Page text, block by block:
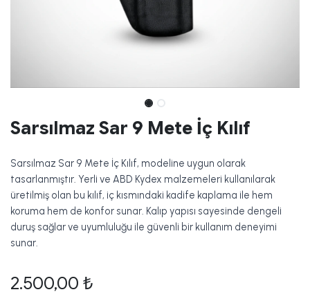
Sarsılmaz Sar 9 Mete İç Kılıf
Sarsılmaz Sar 9 Mete İç Kılıf, modeline uygun olarak
tasarlanmıştır. Yerli ve ABD Kydex malzemeleri kullanılarak
üretilmiş olan bu kılıf, iç kısmındaki kadife kaplama ile hem
koruma hem de konfor sunar. Kalıp yapısı sayesinde dengeli
duruş sağlar ve uyumluluğu ile güvenli bir kullanım deneyimi
sunar.
2.500,00 ₺